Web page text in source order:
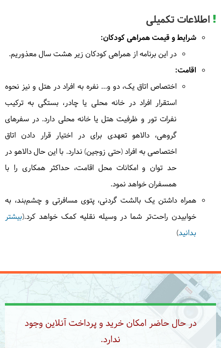
صبحانه در رستوران هتل توسط دالاهو
توسط دالاهو شام در رستوران توسط گردشگر
اقامت در هتل ۴*
جمعه June 6, 2025 1404/03/16
بعد از صرف صبحانه به سوی تهران خواهیم رفت. در
مسیر از پل پاتاوه بازدید می‌کنیم همین طور از غار ده
شیخ دیدن خواهیم کرد. سپس به سوی سمیرم می‌رویم.
بعد از صرف ناهار مسیرمان را تا رسیدن به تهران ادامه
خواهیم داد.
حدود 2 ساعت دامنه‌گردی در شیب متوسط
صبحانه در رستوران هتل توسط دالاهو ناهار در رستوران
دررستوران هتل
دررستوران| به عهدهدالاهو
هتل ۴*
(پارسیان آزادی یاسوج)
4
دررستوران هتل| به عهدهدالاهو
در رستوران| به عهده دالاهو
اطلاعات تکمیلی
شرایط و قیمت همراهی کودکان:
در این برنامه از همراهی کودکان زیر هشت سال معذوریم.
اقامت:
اختصاص اتاق یک، دو و... نفره به افراد در هتل و نیز نحوه
استقرار افراد در خانه محلی یا چادر، بستگی به ترکیب
نفرات تور و ظرفیت هتل یا خانه محلی دارد. در سفرهای
گروهی، دالاهو تعهدی برای در اختیار قرار دادن اتاق
اختصاصی به افراد (حتی زوجین) ندارد. با این حال دالاهو در
حد توان و امکانات محل اقامت، حداکثر همکاری را با
همسفران خواهد نمود.
همراه داشتن یک بالشت گردنی، پتوی مسافرتی و چشم‌بند، به
خوابیدن راحت‌تر شما در وسیله نقلیه کمک خواهد کرد.(بیشتر
بدانید)
در حال حاضر امکان خرید و پرداخت آنلاین وجود
ندارد.